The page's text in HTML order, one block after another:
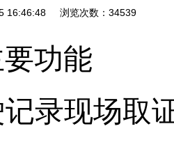
16:46:48 浏览次数： 34539
功能
录现场取